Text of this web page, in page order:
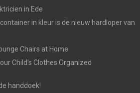
in Ede
in kleur is de nieuw hardloper van
Chairs at Home
Child’s Clothes Organized
handdoek!